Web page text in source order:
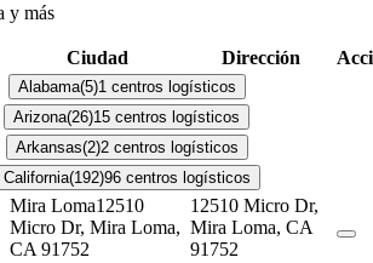
y más
Ciudad Dirección
Alabama(5)1 centros logísticos
Arizona(26)15 centros logísticos
Arkansas(2)2 centros logísticos
California(192)96 centros logísticos
Mira Loma12510
Micro Dr, Mira Loma,
CA 91752
12510 Micro Dr,
Mira Loma, CA
91752